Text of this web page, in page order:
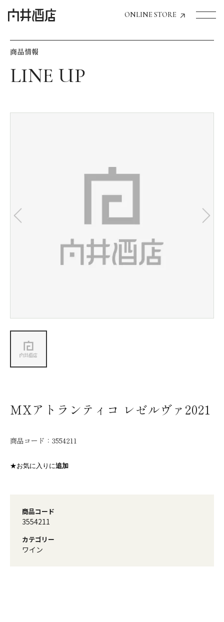
ONLINE STORE
飲食店経営のお客様
お気に入り機能の活用方法
会社情報
商品情報
MXアトランティコ レゼルヴァ2021
商品コード： 3554211
★お気に入りに追加
商品コード
3554211
カテゴリー
ワイン